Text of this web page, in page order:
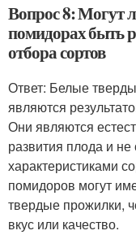
Вопрос 8: Могут
помидорах быть
отбора сортов
Ответ: Белые
являются
Они являются
развития плода и не
характеристиками
помидоров могут
твердые прожилки,
вкус или качество.